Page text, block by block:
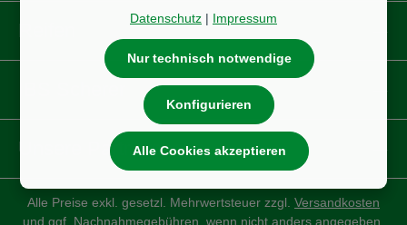
Unsere Partnershops
Alle Preise exkl. gesetzl. Mehrwertsteuer zzgl. Versandkosten
und ggf. Nachnahmegebühren, wenn nicht anders angegeben.
Datenschutz | Impressum
Nur technisch notwendige
Konfigurieren
Alle Cookies akzeptieren